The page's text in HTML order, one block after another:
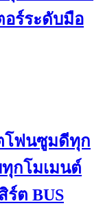
อร์ระดับมือ
โฟนซูมดีทุก
ทุกโมเมนต์
ต BUS